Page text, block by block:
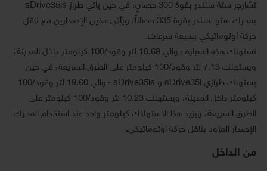
تشارجر ستة سلندر بقوة 300 حصانٍ، في حين يأتي طراز sDrive35is
بمحرك ستو سلندر بقوة 335 حصاناً، ويأتي هذين الإصدارين مع ناقل
حركة أوتوماتيكي بسبعة سرعات.
تستهلك هذه السيارة حوالي 10.69 لتر وقود/100 كيلومتر داخل المدينة،
ويستهلك 7.13 لتر وقود/100 كيلومتر على الطرق السريعة، في حين
يستهلك طرازي sDrive35i و sDrive35is حوالي 19.60 لتر وقود/100
كيلومتر داخل المدينة، ويستهلك 10.23 لتر وقود/100 كيلومتر على
الطرق السريعة، ويزيد هذا الاستهلاك كيلومتر واحد عند استخدام المحرك
الإصدار المزود بناقل حركة أوتوماتيكي.
من الداخل